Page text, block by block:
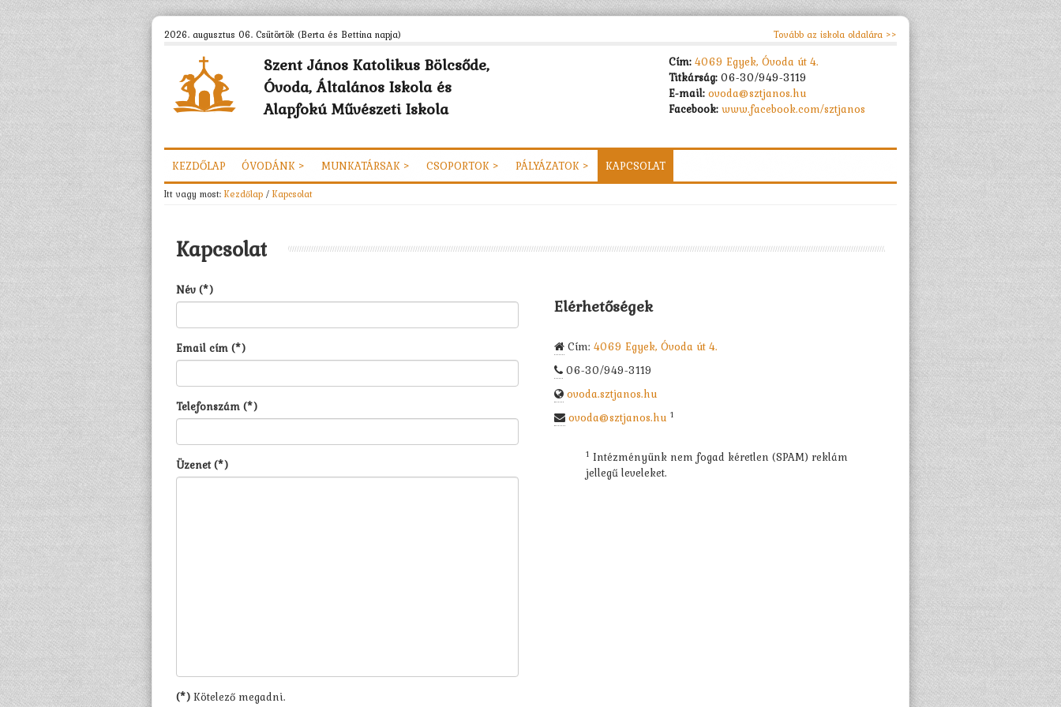
2026. augusztus 06. Csütörtök (Berta és Bettina napja) Tovább az iskola oldalára >>
Szent János Katolikus Bölcsőde,
Óvoda, Általános Iskola és
Alapfokú Művészeti Iskola
Cím: 4069 Egyek, Óvoda út 4.
Titkárság:06-30/949-3119
E-mail: ovoda@sztjanos.hu
Facebook: www.facebook.com/sztjanos
KEZDŐLAP ÓVODÁNK > MUNKATÁRSAK > CSOPORTOK > PÁLYÁZATOK > KAPCSOLAT
Itt vagy most: Kezdőlap / Kapcsolat
Kapcsolat
Név (*)
Email cím (*)
Telefonszám (*)
Üzenet (*)
(*) Kötelező megadni.
Elérhetőségek
Cím: 4069 Egyek, Óvoda út 4.
06-30/949-3119
ovoda.sztjanos.hu
ovoda@sztjanos.hu 1
1 Intézményünk nem fogad kéretlen (SPAM) reklám
jellegű leveleket.